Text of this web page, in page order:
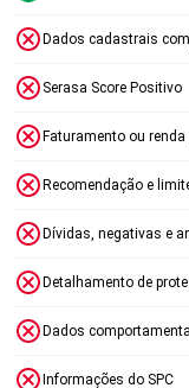
Dados cadastrais
Serasa Score Positivo
Faturamento ou renda
Recomendação e
Dívidas, negativas e
Detalhamento de
Dados
Informações do SPC